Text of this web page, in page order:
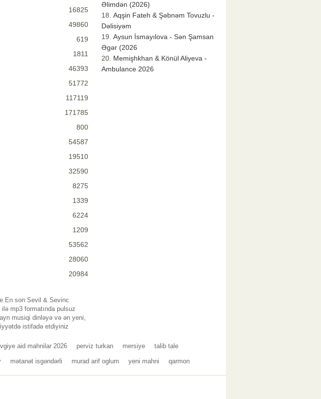
16825
49860
619
1811
46393
51772
117119
171785
800
54587
19510
32590
8275
1339
6224
1209
53562
28060
20984
En son Sevil & Sevinc
mp3 formatında pulsuz
musiqi dinləyə və ən yeni,
istifadə etdiyiniz
Əlimdən (2026)
Aqşin Fateh & Şəbnəm Tovuzlu -
Dəlisiyəm
Aysun İsmayılova - Sən Şamsan
Əgər (2026
Memişhkhan & Könül Aliyeva -
Ambulance 2026
aid mahnilar 2026 perviz turkan mersiye talib tale
mətanət isgəndərli murad arif oglum yeni mahni qarmon